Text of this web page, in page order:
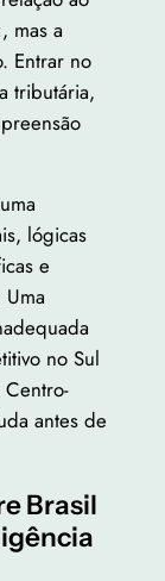
mas a
Entrar no
tributária,
lógicas
e
no Sul
antes de
Brasil